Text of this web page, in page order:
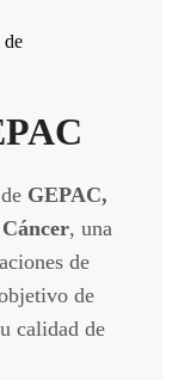
GEPAC,
, una
de
de
calidad de